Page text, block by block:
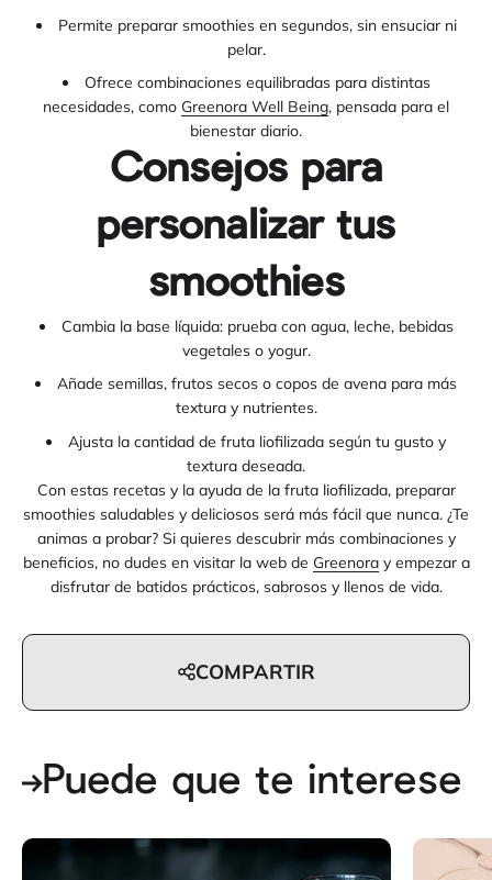
Permite preparar smoothies en segundos, sin ensuciar ni
pelar.
Ofrece combinaciones equilibradas para distintas
necesidades, como Greenora Well Being, pensada para el
bienestar diario.
Consejos para
personalizar tus
smoothies
Cambia la base líquida: prueba con agua, leche, bebidas
vegetales o yogur.
Añade semillas, frutos secos o copos de avena para más
textura y nutrientes.
Ajusta la cantidad de fruta liofilizada según tu gusto y
textura deseada.
Con estas recetas y la ayuda de la fruta liofilizada, preparar
smoothies saludables y deliciosos será más fácil que nunca. ¿Te
animas a probar? Si quieres descubrir más combinaciones y
beneficios, no dudes en visitar la web de Greenoray empezar a
disfrutar de batidos prácticos, sabrosos y llenos de vida.
COMPARTIR
Puede que te interese